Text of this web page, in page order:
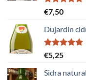
Gewaardeerd
5.00
€7,50
Dujardin
Gewaardeerd
5.00
€5,25
Sidra